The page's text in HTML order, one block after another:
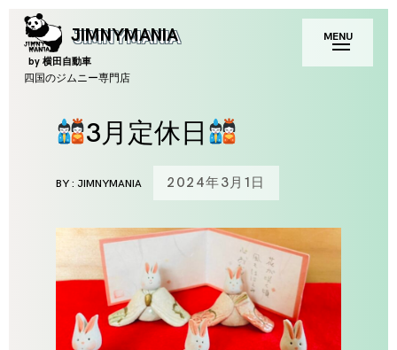
Skip
to
content
JIMNYMANIA
by 横田自動車
四国のジムニー専門店
toggle
open/close
sidebar
MENU
3月定休日
BY : JIMNYMANIA 2024年3月1日